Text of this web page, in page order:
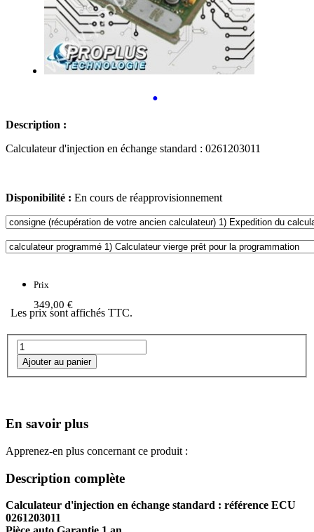
•
Description :
Calculateur d'injection en échange standard : 0261203011
Disponibilité : En cours de réapprovisionnement
Prix
349,00 €
Les prix sont affichés TTC.
En savoir plus
Apprenez-en plus concernant ce produit :
Description complète
Calculateur d'injection en échange standard : référence ECU
0261203011